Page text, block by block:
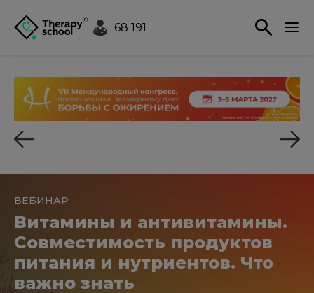
68 191
ВЕБИНАР
Витамины и антивитамины.
Совместимость продуктов
питания и нутриентов. Что
важно знать